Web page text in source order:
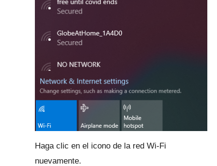
Haga clic en el icono de la red Wi-Fi
nuevamente.